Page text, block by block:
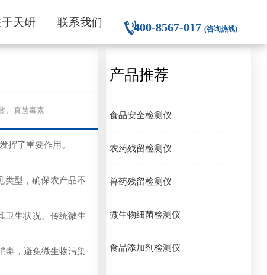
于天研 联系我们 400-8567-017 (咨询热线)
、真菌毒素
挥了重要作用。
型，确保农产品不
卫生状况。传统微生
毒，避免微生物污染
产品推荐
食品安全检测仪
农药残留检测仪
兽药残留检测仪
微生物细菌检测仪
食品添加剂检测仪